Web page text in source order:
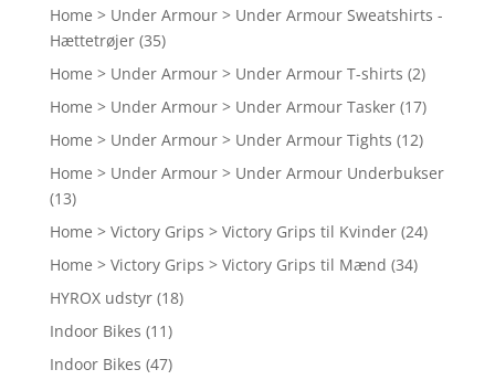
Home > Under Armour > Under Armour Sweatshirts -
Hættetrøjer (35)
Home > Under Armour > Under Armour T-shirts (2)
Home > Under Armour > Under Armour Tasker (17)
Home > Under Armour > Under Armour Tights (12)
Home > Under Armour > Under Armour Underbukser
(13)
Home > Victory Grips > Victory Grips til Kvinder (24)
Home > Victory Grips > Victory Grips til Mænd (34)
HYROX udstyr (18)
Indoor Bikes (11)
Indoor Bikes (47)